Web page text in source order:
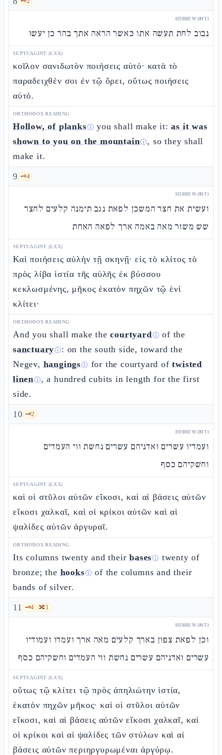
HEBREW (MT)
נבוב לחת תעשה אתו כאשר הראה אתך בהר כן יעשו
SEPTUAGINT (LXX)
κοῖλον σανιδωτὸν ποιήσεις αὐτό· κατὰ τὸ
παραδειχθέν σοι ἐν τῷ ὄρει, οὕτως ποιήσεις
αὐτό.
ORTHODOX READING
Hollow, of planksⓘ you shall make it:as it was
shown to you on the mountainⓘ, so they shall
make it.
9 🗝️4
HEBREW (MT)
ועשית את חצר המשכן לפאת נגב תימנה קלעים לחצר
שש משזר מאה באמה ארך לפאה האחת
SEPTUAGINT (LXX)
Καὶ ποιήσεις αὐλὴν τῇ σκηνῇ· εἰς τὸ κλίτος τὸ
πρὸς λίβα ἱστία τῆς αὐλῆς ἐκ βύσσου
κεκλωσμένης, μῆκος ἑκατὸν πηχῶν τῷ ἑνὶ
κλίτει·
ORTHODOX READING
And you shall make thecourtyardⓘ of the
sanctuaryⓘ: on the south side, toward the
Negev, hangingsⓘ for the courtyard oftwisted
linenⓘ, a hundred cubits in length for the first
side.
10 🗝️2
HEBREW (MT)
ועמדיו עשרים ואדניהם עשרים נחשת ווי העמדים
וחשקיהם כסף
SEPTUAGINT (LXX)
καὶ οἱ στῦλοι αὐτῶν εἴκοσι, καὶ αἱ βάσεις αὐτῶν
εἴκοσι χαλκαῖ, καὶ οἱ κρίκοι αὐτῶν καὶ αἱ
ψαλίδες αὐτῶν ἀργυραῖ.
ORTHODOX READING
Its columns twenty and theirbasesⓘ twenty of
bronze; the hooksⓘ of the columns and their
bands of silver.
11 🗝️4 🔀1
HEBREW (MT)
וכן לפאת צפון בארך קלעים מאה ארך ועמדו ועמודיו
עשרים ואדניהם עשרים נחשת ווי העמדים וחשקיהם כסף
SEPTUAGINT (LXX)
οὕτως τῷ κλίτει τῷ πρὸς ἀπηλιώτην ἱστία,
ἑκατὸν πηχῶν μῆκος· καὶ οἱ στῦλοι αὐτῶν
εἴκοσι, καὶ αἱ βάσεις αὐτῶν εἴκοσι χαλκαῖ, καὶ
οἱ κρίκοι καὶ αἱ ψαλίδες τῶν στύλων καὶ αἱ
βάσεις αὐτῶν περιηργυρωμέναι ἀργύρῳ.